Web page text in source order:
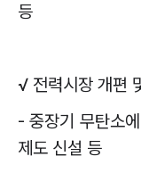
등
√ 전력시장 개편
- 중장기 무탄소
제도 신설 등